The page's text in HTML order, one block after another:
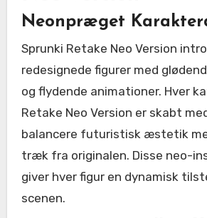
Neonpræget
Sprunki Retake Neo Version
redesignede figurer med
og flydende animationer. Hver
Retake Neo Version er skabt
balancere futuristisk æstetik
træk fra originalen. Disse neo-
giver hver figur en dynamisk
scenen.